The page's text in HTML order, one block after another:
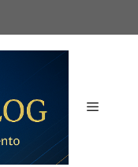
Menu